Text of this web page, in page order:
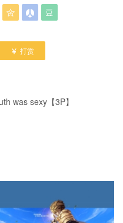
  
 打赏
was sexy【3P】